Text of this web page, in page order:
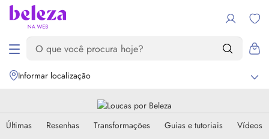
Informar localização
Últimas Resenhas Transformações Guias e tutoriais Vídeos